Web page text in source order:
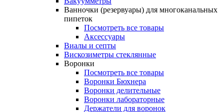
Ванночки (резервуары) для многоканальных
пипеток
Посмотреть все товары
Аксессуары
Виалы и септы
Вискозиметры стеклянные
Воронки
Посмотреть все товары
Воронки Бюхнера
Воронки делительные
Воронки лабораторные
Держатели для воронок